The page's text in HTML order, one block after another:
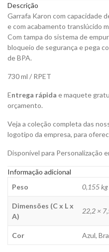
Descrição
Garrafa Karon com capacidade
e com acabamento translúcido
Com tampa do sistema de
bloqueio de segurança e pega
de BPA.
730 ml / RPET
Entrega rápida e maquete
orçamento.
Veja a coleção completa das
logotipo da empresa, para
Disponível para Personalização
Informação adicional
Peso
0,155 kg
Dimensões (C x L x
A)
22,2 ×
Cor Azul,